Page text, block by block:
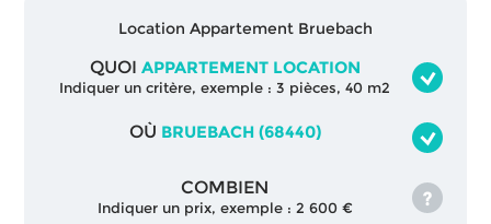
Location Appartement Bruebach
QUOI APPARTEMENT LOCATION
Indiquer un critère, exemple : 3 pièces, 40 m2
OÙ BRUEBACH (68440)
COMBIEN
Indiquer un prix, exemple : 2 600 €